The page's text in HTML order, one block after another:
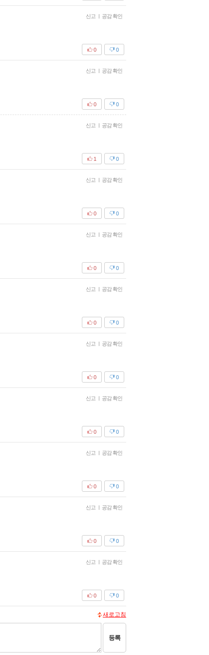
신고 | 공감 확인
0
0
신고 | 공감 확인
0
0
신고 | 공감 확인
0
1
신고 | 공감 확인
0
0
신고 | 공감 확인
0
0
신고 | 공감 확인
0
0
신고 | 공감 확인
0
0
신고 | 공감 확인
0
0
신고 | 공감 확인
0
0
신고 | 공감 확인
0
0
신고 | 공감 확인
0
0
새로고침
등록